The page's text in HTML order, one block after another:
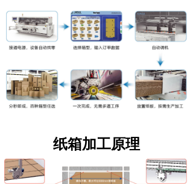
纸箱加工原理